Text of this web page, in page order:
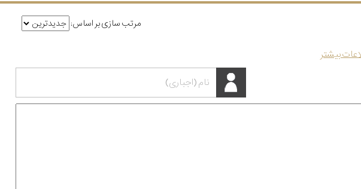
مرتب سازی بر اساس:
بیشتر